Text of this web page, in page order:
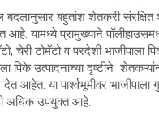
बदलानुसार बहुतांश शेतकरी संरक्षित
यामध्ये प्रामुख्याने
चेरी टोमॅटो व परदेशी भाजीपाला
पिके उत्पादनाच्या दृष्टीने
आहेत. या पार्श्वभूमीवर भाजीपाला
अधिक उपयुक्त आहे.